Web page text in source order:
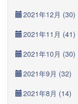
2021年12月 (30)
2021年11月 (41)
2021年10月 (30)
2021年9月 (32)
2021年8月 (14)